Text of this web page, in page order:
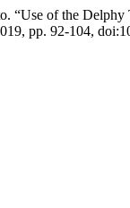
“Use of the
pp. 92-104,